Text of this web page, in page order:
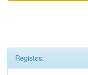
Registos: